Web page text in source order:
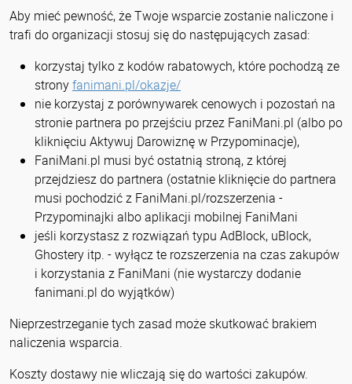
Aby mieć pewność, że Twoje wsparcie zostanie naliczone i
trafi do organizacji stosuj się do następujących zasad:
korzystaj tylko z kodów rabatowych, które pochodzą ze
stronyfanimani.pl/okazje/
nie korzystaj z porównywarek cenowych i pozostań na
stronie partnera po przejściu przez FaniMani.pl (albo po
kliknięciu Aktywuj Darowiznę w Przypominacje),
FaniMani.pl musi być ostatnią stroną, z której
przejdziesz do partnera (ostatnie kliknięcie do partnera
musi pochodzić z FaniMani.pl/rozszerzenia -
Przypominajki albo aplikacji mobilnej FaniMani
jeśli korzystasz z rozwiązań typu AdBlock, uBlock,
Ghostery itp. - wyłącz te rozszerzenia na czas zakupów
i korzystania z FaniMani (nie wystarczy dodanie
fanimani.pl do wyjątków)
Nieprzestrzeganie tych zasad może skutkować brakiem
naliczenia wsparcia.
Koszty dostawy nie wliczają się do wartości zakupów.